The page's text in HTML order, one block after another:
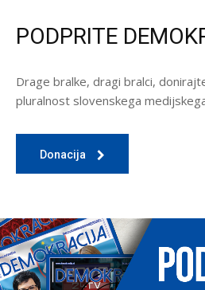
PODPRITE
Drage bralke, dragi bralci,
pluralnost slovenskega
Donacija